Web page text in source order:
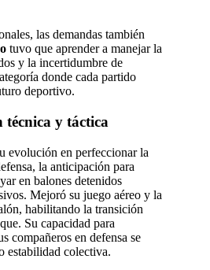
las demandas también
tuvo que aprender a manejar la
y la incertidumbre de
donde cada partido
deportivo.
técnica y táctica
evolución en perfeccionar la
la anticipación para
en balones detenidos
Mejoró su juego aéreo y la
habilitando la transición
Su capacidad para
compañeros en defensa se
estabilidad colectiva.